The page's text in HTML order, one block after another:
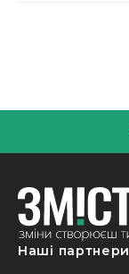
Наші партнери